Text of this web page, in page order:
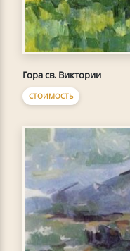
Гора св. Виктории
СТОИМОСТЬ